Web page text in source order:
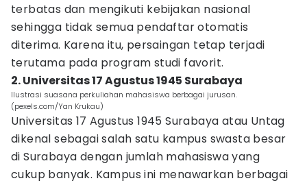
terbatas dan mengikuti kebijakan nasional
sehingga tidak semua pendaftar otomatis
diterima. Karena itu, persaingan tetap terjadi
terutama pada program studi favorit.
2. Universitas 17 Agustus 1945 Surabaya
Ilustrasi suasana perkuliahan mahasiswa berbagai jurusan.
(pexels.com/Yan Krukau)
Universitas 17 Agustus 1945 Surabaya atau Untag
dikenal sebagai salah satu kampus swasta besar
di Surabaya dengan jumlah mahasiswa yang
cukup banyak. Kampus ini menawarkan berbagai